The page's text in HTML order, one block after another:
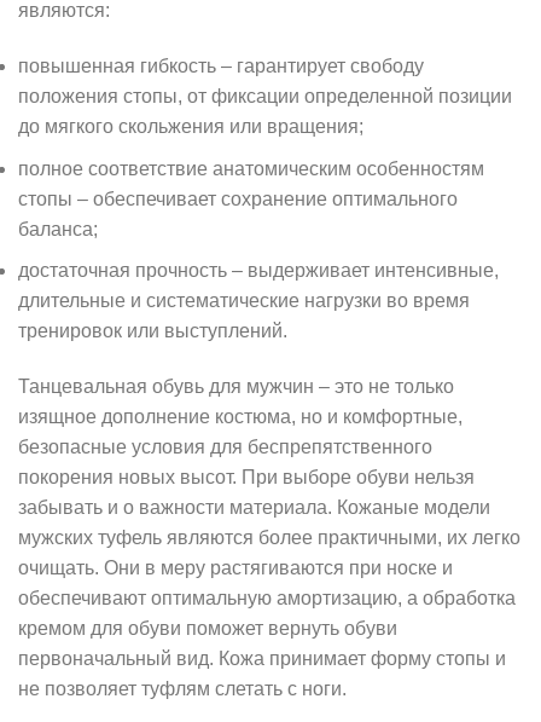
являются:
повышенная гибкость – гарантирует свободу
положения стопы, от фиксации определенной позиции
до мягкого скольжения или вращения;
полное соответствие анатомическим особенностям
стопы – обеспечивает сохранение оптимального
баланса;
достаточная прочность – выдерживает интенсивные,
длительные и систематические нагрузки во время
тренировок или выступлений.
Танцевальная обувь для мужчин – это не только
изящное дополнение костюма, но и комфортные,
безопасные условия для беспрепятственного
покорения новых высот. При выборе обуви нельзя
забывать и о важности материала. Кожаные модели
мужских туфель являются более практичными, их легко
очищать. Они в меру растягиваются при носке и
обеспечивают оптимальную амортизацию, а обработка
кремом для обуви поможет вернуть обуви
первоначальный вид. Кожа принимает форму стопы и
не позволяет туфлям слетать с ноги.